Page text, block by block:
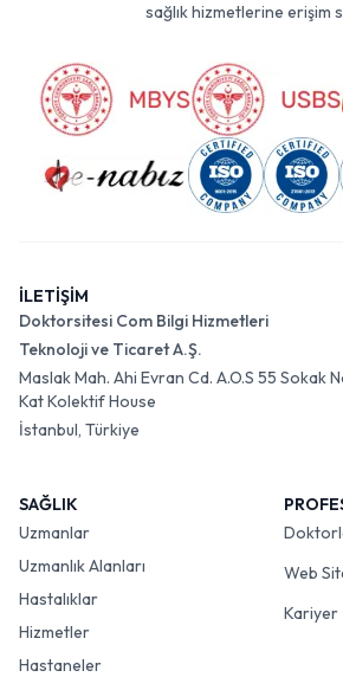
sağlık hizmetlerine erişim
İLETİŞİM
Doktorsitesi Com Bilgi Hizmetleri
Teknoloji ve Ticaret A.Ş.
Maslak Mah. Ahi Evran Cd. A.O.S 55 Sokak
Kat Kolektif House
İstanbul, Türkiye
SAĞLIK
Uzmanlar
Uzmanlık Alanları
Hastalıklar
Hizmetler
Hastaneler
Web
Kariyer